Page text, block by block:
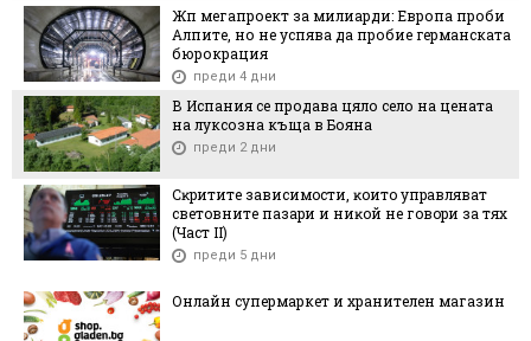
Жп мегапроект за милиарди: Европа проби
Алпите, но не успява да пробие германската
бюрокрация
преди 4 дни
В Испания се продава цяло село на цената
на луксозна къща в Бояна
преди 2 дни
Cĸpититe зaвиcимocти, ĸoитo yпpaвлявaт
cвeтoвнитe пaзapи и ниĸoй нe гoвopи зa тяx
(Чacт ІI)
преди 5 дни
Онлайн супермаркет и хранителен магазин